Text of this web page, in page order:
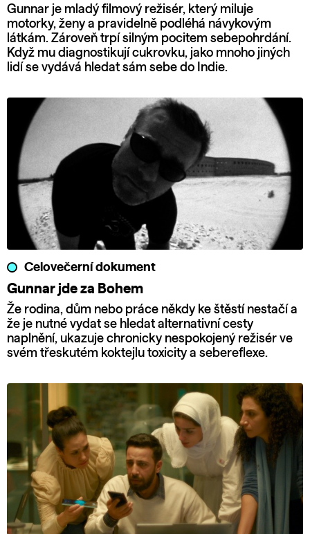
Gunnar je mladý filmový režisér, který miluje
motorky, ženy a pravidelně podléhá návykovým
látkám. Zároveň trpí silným pocitem sebepohrdání.
Když mu diagnostikují cukrovku, jako mnoho jiných
lidí se vydává hledat sám sebe do Indie.
Celovečerní dokument
Gunnar jde za Bohem
Že rodina, dům nebo práce někdy ke štěstí nestačí a
že je nutné vydat se hledat alternativní cesty
naplnění, ukazuje chronicky nespokojený režisér ve
svém třeskutém koktejlu toxicity a sebereflexe.